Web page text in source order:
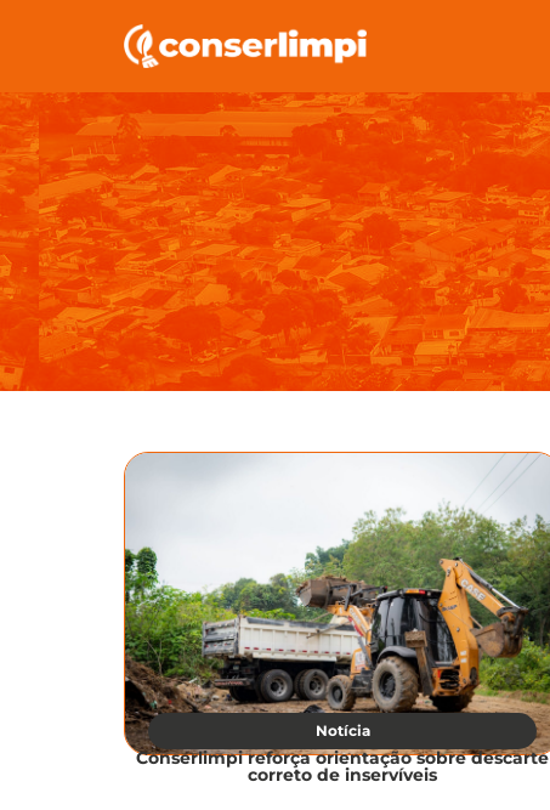
Notícia
Conserlimpi reforça orientação sobre descarte
correto de inservíveis